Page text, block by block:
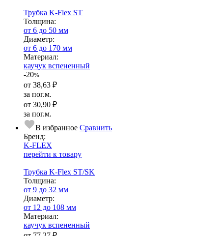
Трубка K-Flex ST
Тол­щи­на:
от 6 до 50 мм
Диаметр:
от 6 до 170 мм
Ма­­те­­ри­­ал:
каучук вспененный
-20%
от 38,63 ₽
за пог.м.
от 30,90 ₽
за пог.м.
В избранное Сравнить
Бренд:
K-FLEX
перейти к товару
Трубка K-Flex ST/SK
Тол­щи­на:
от 9 до 32 мм
Диаметр:
от 12 до 108 мм
Ма­­те­­ри­­ал:
каучук вспененный